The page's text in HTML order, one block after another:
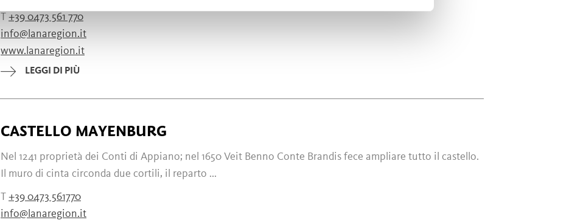
T +39 0473 561 770
info@lanaregion.it
www.lanaregion.it
LEGGI DI PIÙ
CASTELLO MAYENBURG
Nel 1241 proprietà dei Conti di Appiano; nel 1650 Veit Benno Conte Brandis fece ampliare tutto il castello.
Il muro di cinta circonda due cortili, il reparto ...
T +39 0473 561770
info@lanaregion.it